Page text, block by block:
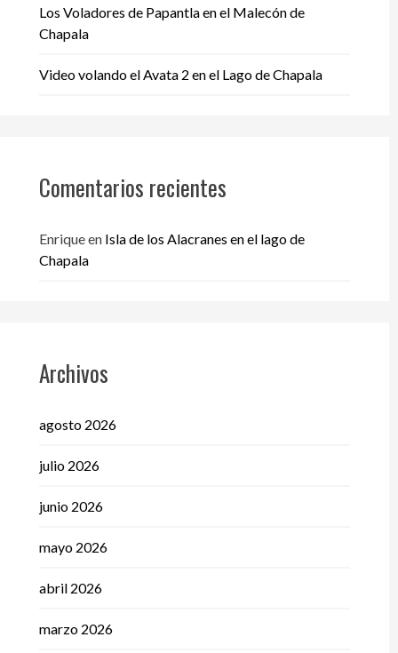
Los Voladores de Papantla en el Malecón de
Chapala
Video volando el Avata 2 en el Lago de Chapala
Comentarios recientes
Enriqueen Isla de los Alacranes en el lago de
Chapala
Archivos
agosto 2026
julio 2026
junio 2026
mayo 2026
abril 2026
marzo 2026